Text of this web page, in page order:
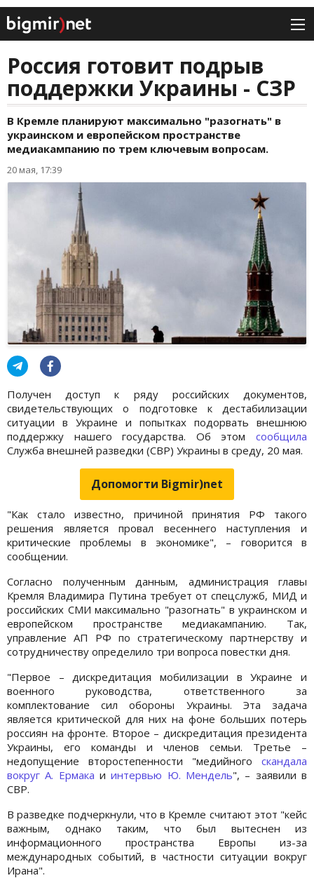
Россия готовит подрыв
поддержки Украины - СЗР
В Кремле планируют максимально "разогнать" в
украинском и европейском пространстве
медиакампанию по трем ключевым вопросам.
20 мая, 17:39
Получен доступ к ряду российских документов,
свидетельствующих о подготовке к дестабилизации
ситуации в Украине и попытках подорвать внешнюю
поддержку нашего государства. Об этом сообщила
Служба внешней разведки (СВР) Украины в среду, 20 мая.
Допомогти Bigmir)net
"Как стало известно, причиной принятия РФ такого
решения является провал весеннего наступления и
критические проблемы в экономике", – говорится в
сообщении.
Согласно полученным данным, администрация главы
Кремля Владимира Путина требует от спецслужб, МИД и
российских СМИ максимально "разогнать" в украинском и
европейском пространстве медиакампанию. Так,
управление АП РФ по стратегическому партнерству и
сотрудничеству определило три вопроса повестки дня.
"Первое – дискредитация мобилизации в Украине и
военного руководства, ответственного за
комплектование сил обороны Украины. Эта задача
является критической для них на фоне больших потерь
россиян на фронте. Второе – дискредитация президента
Украины, его команды и членов семьи. Третье –
недопущение второстепенности "медийного скандала
вокруг А. Ермака иинтервью Ю. Мендель", – заявили в
СВР.
В разведке подчеркнули, что в Кремле считают этот "кейс
важным, однако таким, что был вытеснен из
информационного пространства Европы из-за
международных событий, в частности ситуации вокруг
Ирана".